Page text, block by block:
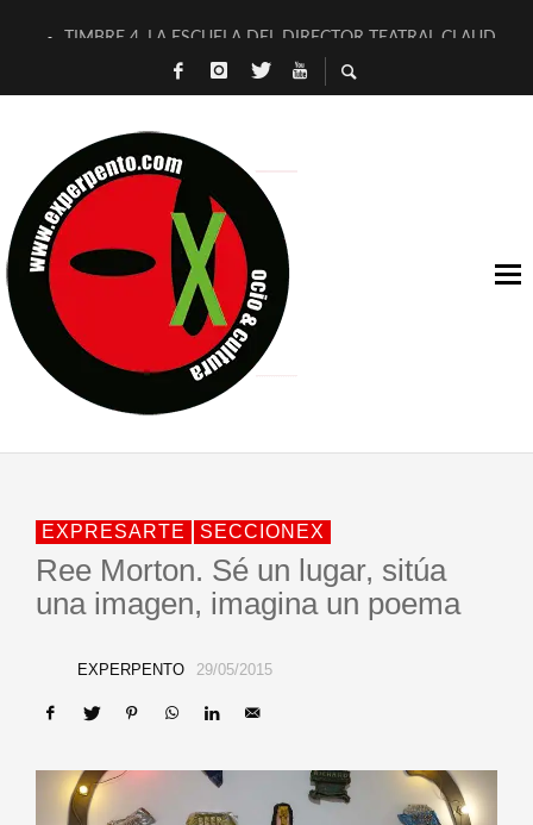
TIMBRE 4, LA ESCUELA DEL DIRECTOR TEATRAL CLAUDIO
30 AÑOS (NO ES NADA) DE LA KATARSIS DEL TOMATAZO
D’BALDOMEROS REINVENTAN [BITÁCORA 3.0] EN EXVITA
MARSHALL FLASH PRESENTA EN EXVITA [RELATIVA
JOFRE BARDAGÍ EN EXVITA INTERPRETANDO A SERRAT
YORCH PRESENTA [CURSO DE ARMONÍA PERSECUTORIA]
MAGALÍ SARE NOS EXPLICA [DESCASADA]
«NO TENGO PUTOS SUEÑOS»
EXPRESARTE SECCIONEX
Ree Morton. Sé un lugar, sitúa
una imagen, imagina un poema
EXPERPENTO 29/05/2015